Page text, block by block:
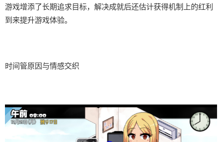
游戏增添了长期追求目标，解决成就后还估计获得机制上的红利
到来提升游戏体验。
时间管原因与情感交织